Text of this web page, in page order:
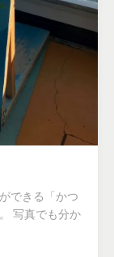
できる「かつ
写真でも分か